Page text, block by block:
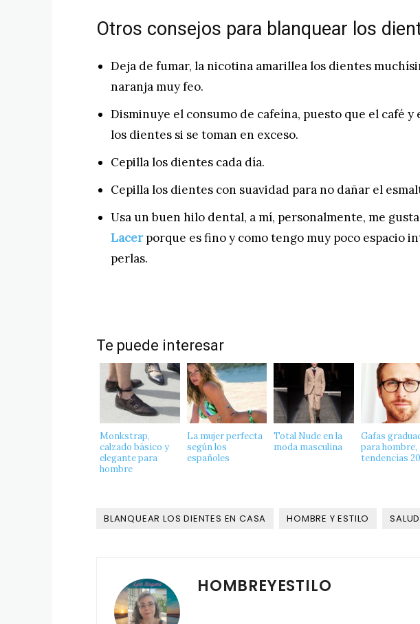
Otros consejos para blanquear los
Deja de fumar, la nicotina amarillea los dientes
naranja muy feo.
Disminuye el consumo de cafeína, puesto que el café
los dientes si se toman en exceso.
Cepilla los dientes cada día.
Cepilla los dientes con suavidad para no dañar el
Usa un buen hilo dental, a mí, personalmente, me
Lacer porque es fino y como tengo muy poco espacio
perlas.
Te puede interesar
Monkstrap,
calzado básico y
elegante para
hombre
La mujer perfecta
según los
españoles
Total Nude en la
moda masculina
Gafas
para hombre,
tendencias
BLANQUEAR LOS DIENTES EN CASA HOMBRE Y ESTILO
HOMBREYESTILO